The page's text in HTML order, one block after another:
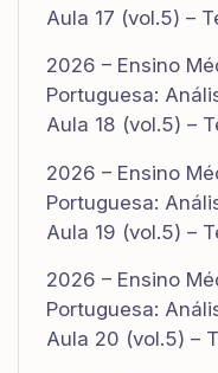
Aula 17 (vol.5) –
2026 – Ensino
Portuguesa:
Aula 18 (vol.5) –
2026 – Ensino
Portuguesa:
Aula 19 (vol.5) –
2026 – Ensino
Portuguesa:
Aula 20 (vol.5) –